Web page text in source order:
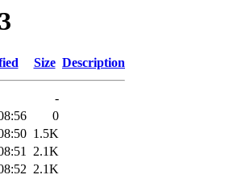
Size Description
-
0
1.5K
2.1K
2.1K